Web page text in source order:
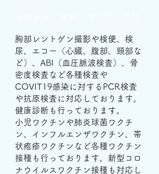
胸部レントゲン撮影や検便、検
尿、エコー（心臓、腹部、頸部な
ど）、ABI（血圧脈波検査）、骨
密度検査など各種検査や
COVIT19感染に対するPCR検査
や抗原検査に対応しております。
健康診断も行っております。
小児ワクチンや肺炎球菌ワクチ
ン、インフルエンザワクチン、帯
状疱疹ワクチンなど各種ワクチン
接種も行っております。新型コロ
ナウイルスワクチン接種も対応し